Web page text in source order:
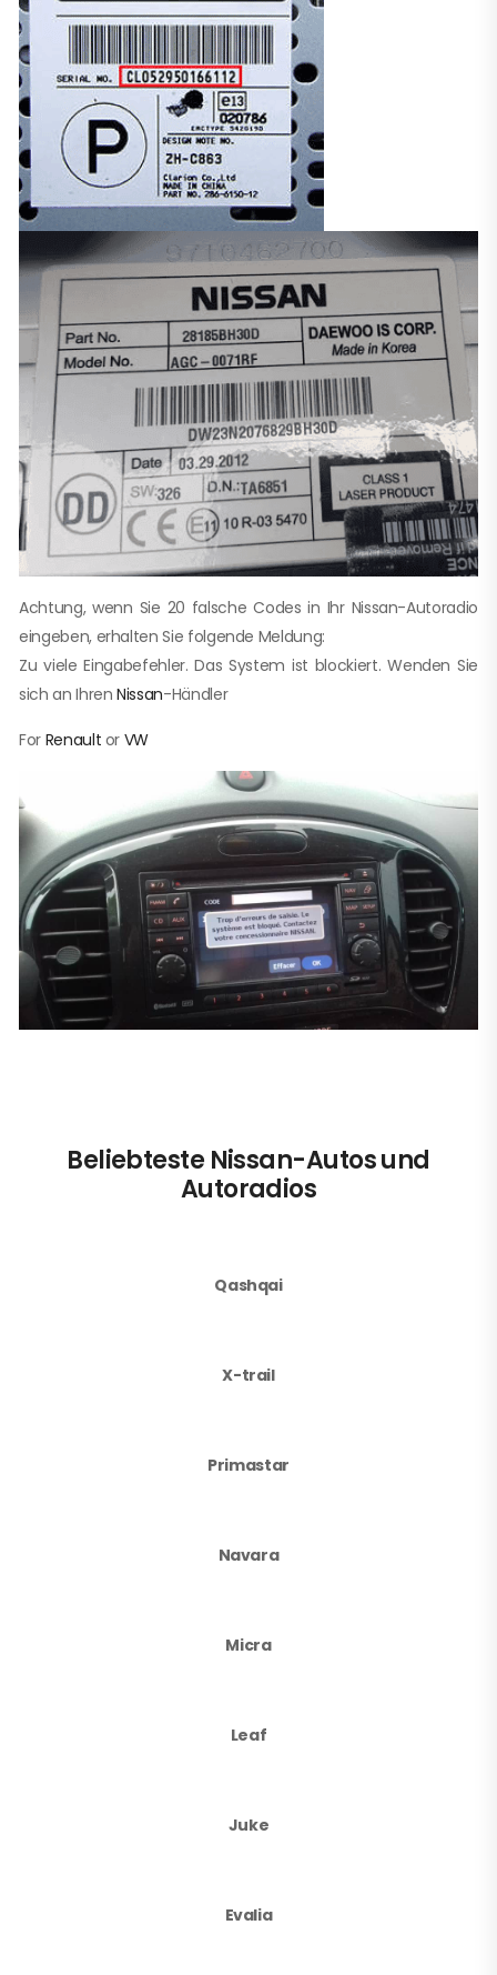
Achtung, wenn Sie 20 falsche Codes in Ihr Nissan-Autoradio
eingeben, erhalten Sie folgende Meldung:
Zu viele Eingabefehler. Das System ist blockiert. Wenden Sie
sich an IhrenNissan-Händler
For Renault or VW
Beliebteste Nissan-Autos und
Autoradios
Qashqai
X-trail
Primastar
Navara
Micra
Leaf
Juke
Evalia